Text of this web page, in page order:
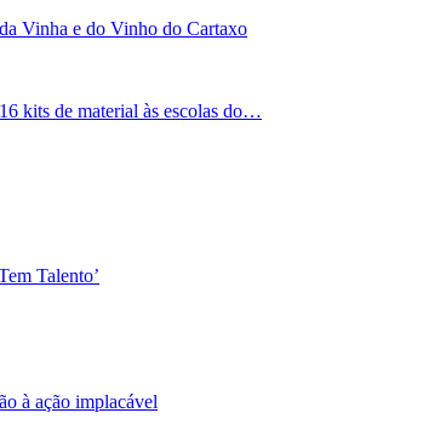
Vinha e do Vinho do Cartaxo
kits de material às escolas do…
Talento’
à ação implacável